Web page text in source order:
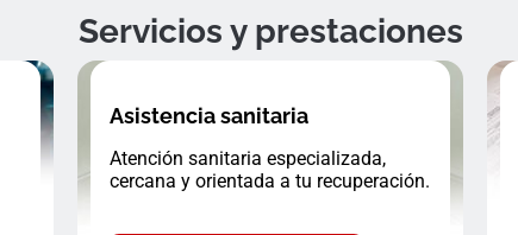
Servicios y prestaciones
Asistencia sanitaria
Atención sanitaria especializada,
cercana y orientada a tu recuperación.